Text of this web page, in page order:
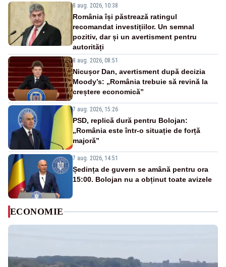
8 aug. 2026, 10:38
România își păstrează ratingul
recomandat investițiilor. Un semnal
pozitiv, dar și un avertisment pentru
autorități
8 aug. 2026, 08:51
Nicușor Dan, avertisment după decizia
Moody’s: „România trebuie să revină la
creștere economică”
7 aug. 2026, 15:26
PSD, replică dură pentru Bolojan:
„România este într-o situație de forță
majoră”
7 aug. 2026, 14:51
Ședința de guvern se amână pentru ora
15:00. Bolojan nu a obținut toate avizele
ECONOMIE